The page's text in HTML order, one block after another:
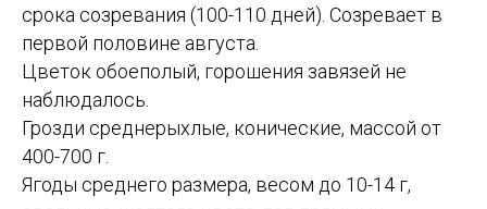
срока созревания (100-110 дней). Созревает в
первой половине августа.
Цветок обоеполый, горошения завязей не
наблюдалось.
Грозди среднерыхлые, конические, массой от
400-700 г.
Ягоды среднего размера, весом до 10-14 г,